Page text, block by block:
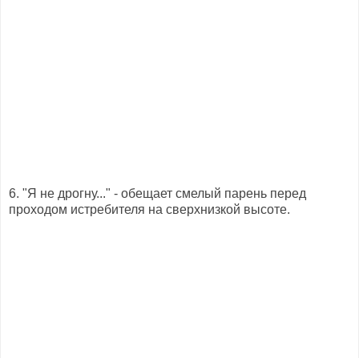
6. "Я не дрогну..." - обещает смелый парень перед
проходом истребителя на сверхнизкой высоте.